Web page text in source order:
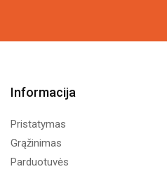
Informacija
Pristatymas
Grąžinimas
Parduotuvės